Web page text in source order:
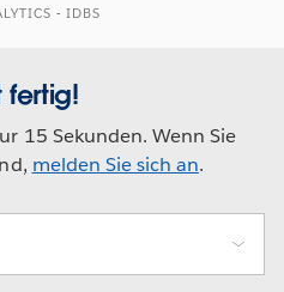
- IDBS
fertig!
15 Sekunden. Wenn Sie
melden Sie sich an.